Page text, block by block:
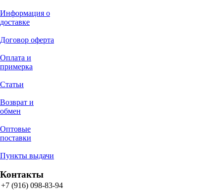
Информация о
доставке
Договор оферта
Оплата и
примерка
Статьи
Возврат и
обмен
Оптовые
поставки
Пункты выдачи
Контакты
+7 (916) 098-83-94